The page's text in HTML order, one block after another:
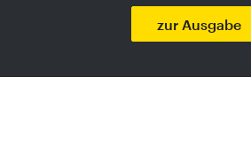
zur Ausgabe